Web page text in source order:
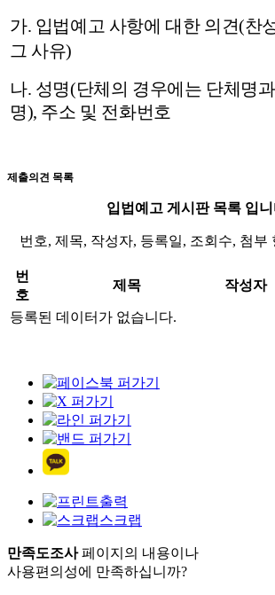
가. 입법예고 사항에 대한 의견(찬
그 사유)
나. 성명(단체의 경우에는 단체명
명), 주소 및 전화번호
제출의견 목록
입법예고 게시판 목록 입
번호, 제목, 작성자, 등록일, 조회수, 첨부
번
호
제목 작성자
등록된 데이터가 없습니다.
출력
스크랩
만족도조사페이지의 내용이나
사용편의성에 만족하십니까?